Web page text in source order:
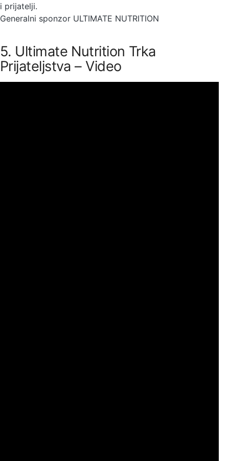
i prijatelji.
Generalni sponzor ULTIMATE NUTRITION
5. Ultimate Nutrition Trka
Prijateljstva – Video